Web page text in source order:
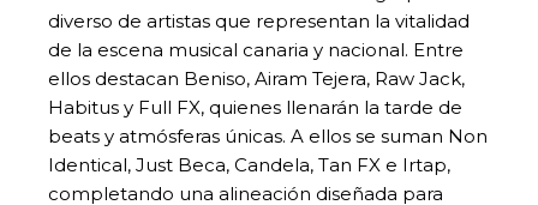
diverso de artistas que representan la vitalidad
de la escena musical canaria y nacional. Entre
ellos destacan Beniso, Airam Tejera, Raw Jack,
Habitus y Full FX, quienes llenarán la tarde de
beats y atmósferas únicas. A ellos se suman Non
Identical, Just Beca, Candela, Tan FX e Irtap,
completando una alineación diseñada para